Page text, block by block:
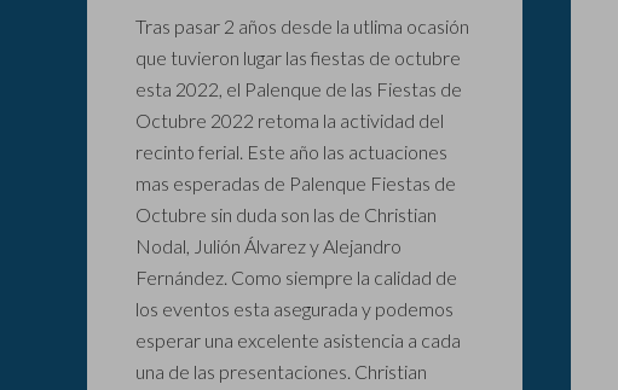
Tras pasar 2 años desde la utlima ocasión
que tuvieron lugar las fiestas de octubre
esta 2022, el Palenque de las Fiestas de
Octubre 2022 retoma la actividad del
recinto ferial. Este año las actuaciones
mas esperadas de Palenque Fiestas de
Octubre sin duda son las de Christian
Nodal, Julión Álvarez y Alejandro
Fernández. Como siempre la calidad de
los eventos esta asegurada y podemos
esperar una excelente asistencia a cada
una de las presentaciones. Christian